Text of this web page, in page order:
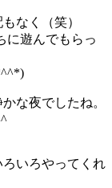
なく（笑）
に遊んでもらっ
な夜でしたね。
いろやってくれ